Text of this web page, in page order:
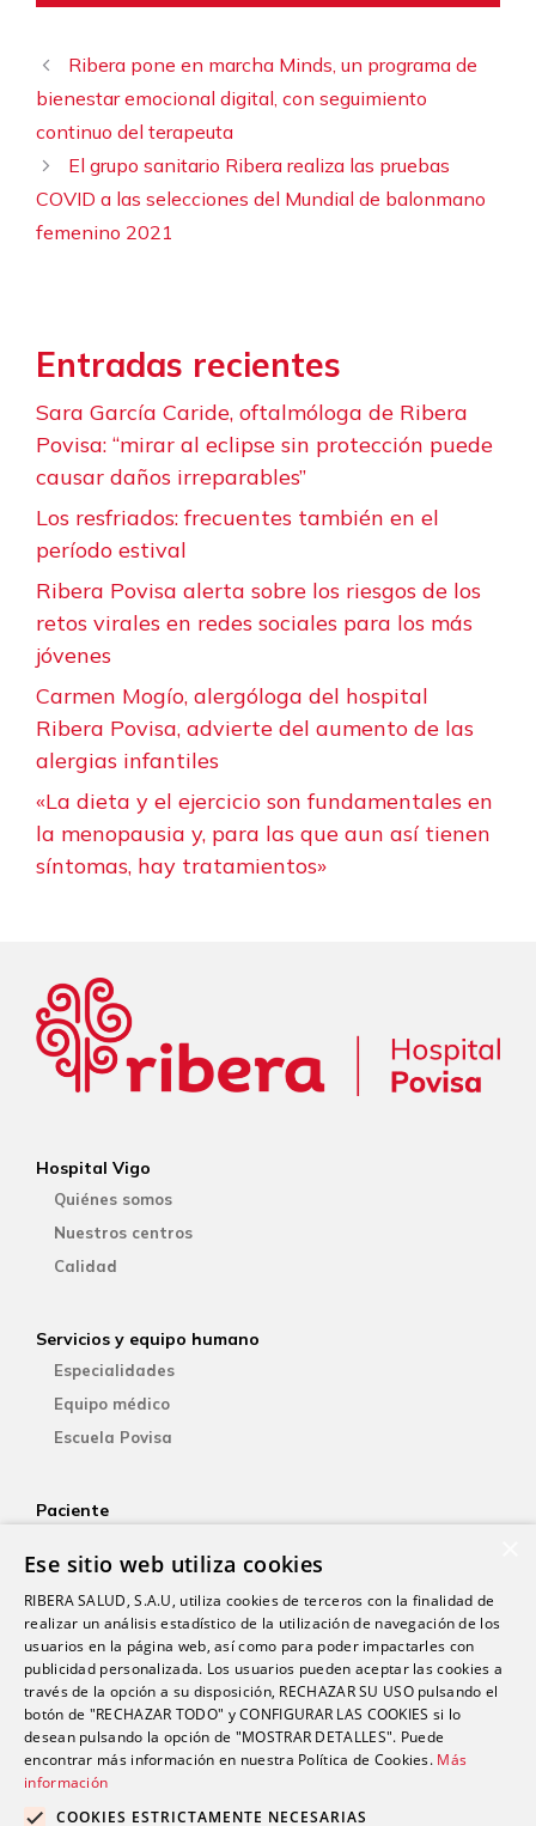
Ribera pone en marcha Minds, un programa de
bienestar emocional digital, con seguimiento
continuo del terapeuta
El grupo sanitario Ribera realiza las pruebas
COVID a las selecciones del Mundial de balonmano
femenino 2021
Entradas recientes
Sara García Caride, oftalmóloga de Ribera
Povisa: “mirar al eclipse sin protección puede
causar daños irreparables”
Los resfriados: frecuentes también en el
período estival
Ribera Povisa alerta sobre los riesgos de los
retos virales en redes sociales para los más
jóvenes
Carmen Mogío, alergóloga del hospital
Ribera Povisa, advierte del aumento de las
alergias infantiles
«La dieta y el ejercicio son fundamentales en
la menopausia y, para las que aun así tienen
síntomas, hay tratamientos»
Hospital Vigo
Quiénes somos
Nuestros centros
Calidad
Servicios y equipo humano
Especialidades
Equipo médico
Escuela Povisa
Paciente
YOsalud
Atención al paciente
Guía del paciente
Consentimiento informado
Paciente internacional
Investigación
Actualidad
Ese sitio web utiliza cookies
RIBERA SALUD, S.A.U, utiliza cookies de terceros con la finalidad de
realizar un análisis estadístico de la utilización de navegación de los
usuarios en la página web, así como para poder impactarles con
publicidad personalizada. Los usuarios pueden aceptar las cookies a
través de la opción a su disposición, RECHAZAR SU USO pulsando el
botón de "RECHAZAR TODO" y CONFIGURAR LAS COOKIES si lo
desean pulsando la opción de "MOSTRAR DETALLES". Puede
encontrar más información en nuestra Política de Cookies. Más
información
COOKIES ESTRICTAMENTE NECESARIAS